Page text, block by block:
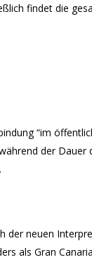
findet die
“im
der Dauer
der neuen
als Gran